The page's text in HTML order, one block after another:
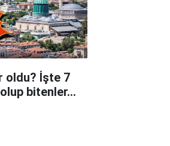
oldu? İşte 7
bitenler…